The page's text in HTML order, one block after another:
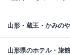
山形・蔵王・かみの
山形県のホテル・旅